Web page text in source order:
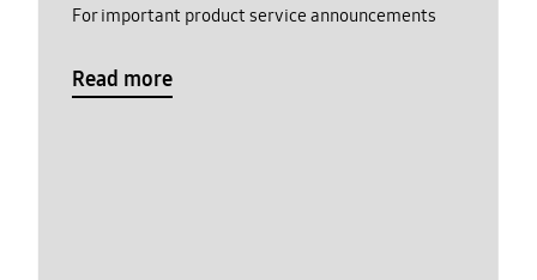
For important product service announcements
Read more